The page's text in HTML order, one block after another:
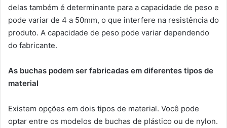
delas também é determinante para a capacidade de peso e
pode variar de 4 a 50mm, o que interfere na resistência do
produto. A capacidade de peso pode variar dependendo
do fabricante.
As buchas podem ser fabricadas em diferentes tipos de
material
Existem opções em dois tipos de material. Você pode
optar entre os modelos de buchas de plástico ou de nylon.